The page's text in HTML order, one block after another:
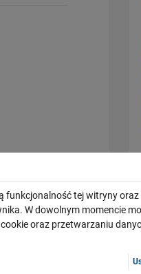
funkcjonalność tej witryny
W dowolnym momencie
oraz przetwarzaniu